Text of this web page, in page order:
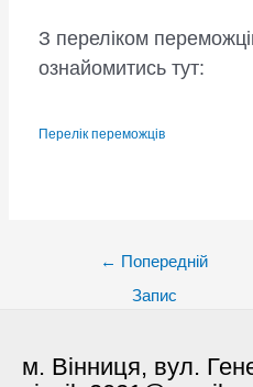
З переліком
ознайомитись тут:
Перелік переможців
← Попередній
Запис
м. Вінниця, вул.